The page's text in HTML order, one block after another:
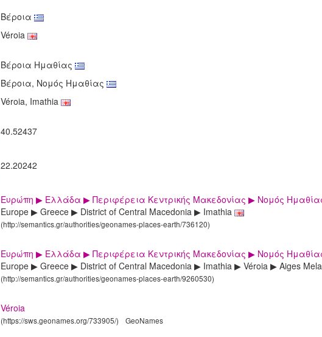
Βέροια
Véroia
Βέροια Ημαθίας
Βέροια, Νομός Ημαθίας
Véroia, Imathia
40.52437
22.20242
Ευρώπη ▶ Ελλάδα ▶ Περιφέρεια Κεντρικής Μακεδονίας ▶ Νομός
Europe ▶ Greece ▶ District of Central Macedonia ▶ Imathia
(http://semantics.gr/authorities/geonames-places-earth/736120)
Ευρώπη ▶ Ελλάδα ▶ Περιφέρεια Κεντρικής Μακεδονίας ▶ Νομός
Europe ▶ Greece ▶ District of Central Macedonia ▶ Imathia ▶ Véroia ▶ Aiges
(http://semantics.gr/authorities/geonames-places-earth/9260530)
Véroia
(https://sws.geonames.org/733905/) GeoNames